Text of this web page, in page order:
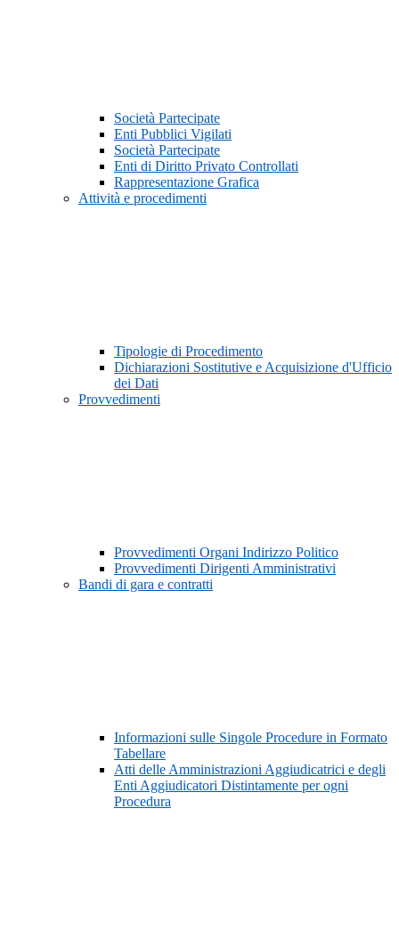
Società Partecipate
Enti Pubblici Vigilati
Società Partecipate
Enti di Diritto Privato Controllati
Rappresentazione Grafica
Attività e procedimenti
Tipologie di Procedimento
Dichiarazioni Sostitutive e Acquisizione d'Ufficio
dei Dati
Provvedimenti
Provvedimenti Organi Indirizzo Politico
Provvedimenti Dirigenti Amministrativi
Bandi di gara e contratti
Informazioni sulle Singole Procedure in Formato
Tabellare
Atti delle Amministrazioni Aggiudicatrici e degli
Enti Aggiudicatori Distintamente per ogni
Procedura